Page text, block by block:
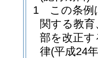
1
この条例
関する教
部を改正
律(平成24